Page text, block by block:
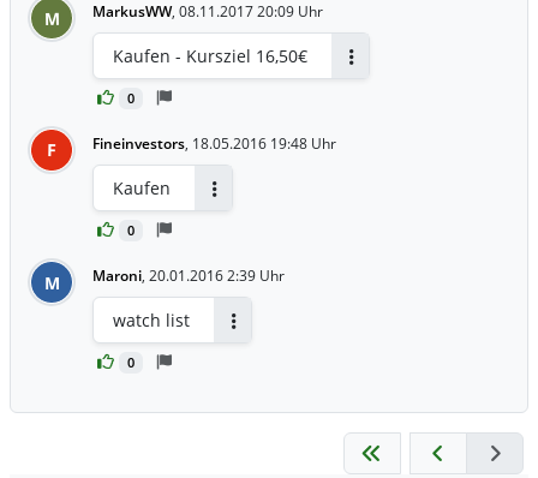
M MarkusWW, 08.11.2017 20:09 Uhr
0
Kaufen - Kursziel 16,50€
F Fineinvestors, 18.05.2016 19:48 Uhr
0
Kaufen
M Maroni, 20.01.2016 2:39 Uhr
0
watch list